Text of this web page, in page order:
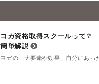
ヨガ資格取得スクールって？
簡単解説
ヨガの三大要素や効果、自分にあっ